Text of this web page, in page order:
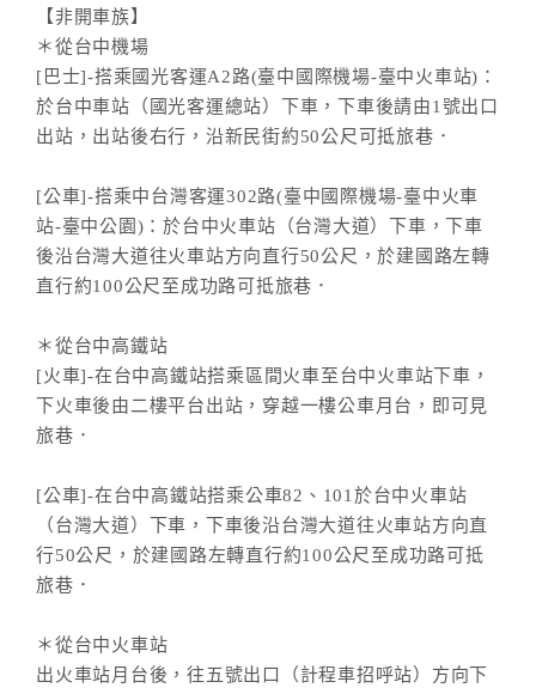
【非開車族】
＊從台中機場
[巴士]-搭乘國光客運A2路(臺中國際機場-臺中火車站)：
於台中車站（國光客運總站）下車，下車後請由1號出口
出站，出站後右行，沿新民街約50公尺可抵旅巷．
[公車]-搭乘中台灣客運302路(臺中國際機場-臺中火車
站-臺中公園)：於台中火車站（台灣大道）下車，下車
後沿台灣大道往火車站方向直行50公尺，於建國路左轉
直行約100公尺至成功路可抵旅巷．
＊從台中高鐵站
[火車]-在台中高鐵站搭乘區間火車至台中火車站下車，
下火車後由二樓平台出站，穿越一樓公車月台，即可見
旅巷．
[公車]-在台中高鐵站搭乘公車82、101於台中火車站
（台灣大道）下車，下車後沿台灣大道往火車站方向直
行50公尺，於建國路左轉直行約100公尺至成功路可抵
旅巷．
＊從台中火車站
出火車站月台後，往五號出口（計程車招呼站）方向下